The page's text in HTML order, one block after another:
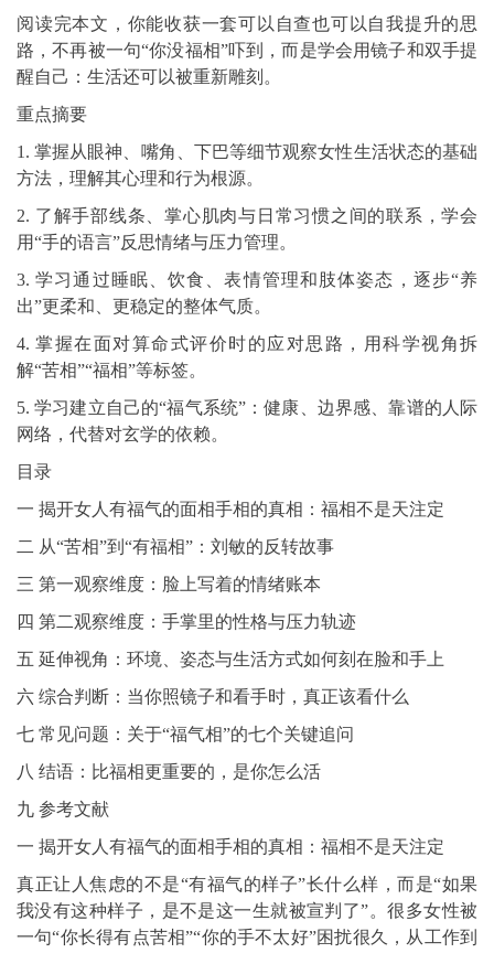
阅读完本文，你能收获一套可以自查也可以自我提升的思
路，不再被一句“你没福相”吓到，而是学会用镜子和双手提
醒自己：生活还可以被重新雕刻。
重点摘要
1. 掌握从眼神、嘴角、下巴等细节观察女性生活状态的基础
方法，理解其心理和行为根源。
2. 了解手部线条、掌心肌肉与日常习惯之间的联系，学会
用“手的语言”反思情绪与压力管理。
3. 学习通过睡眠、饮食、表情管理和肢体姿态，逐步“养
出”更柔和、更稳定的整体气质。
4. 掌握在面对算命式评价时的应对思路，用科学视角拆
解“苦相”“福相”等标签。
5. 学习建立自己的“福气系统”：健康、边界感、靠谱的人际
网络，代替对玄学的依赖。
目录
一 揭开女人有福气的面相手相的真相：福相不是天注定
二 从“苦相”到“有福相”：刘敏的反转故事
三 第一观察维度：脸上写着的情绪账本
四 第二观察维度：手掌里的性格与压力轨迹
五 延伸视角：环境、姿态与生活方式如何刻在脸和手上
六 综合判断：当你照镜子和看手时，真正该看什么
七 常见问题：关于“福气相”的七个关键追问
八 结语：比福相更重要的，是你怎么活
九 参考文献
一 揭开女人有福气的面相手相的真相：福相不是天注定
真正让人焦虑的不是“有福气的样子”长什么样，而是“如果
我没有这种样子，是不是这一生就被宣判了”。很多女性被
一句“你长得有点苦相”“你的手不太好”困扰很久，从工作到